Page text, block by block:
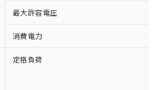
最大許容電圧
消費電力
定格負荷